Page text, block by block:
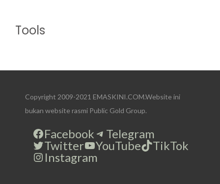
Tools
Copyright 2009-2021 EMASKINI.COM.Website ini
bukan website rasmi Public Gold Group.
Facebook
Telegram
Twitter
YouTube
TikTok
Instagram